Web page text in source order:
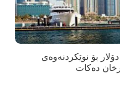
100 ملیۆن دۆلار بۆ نوێکردنەوەی
دەکات